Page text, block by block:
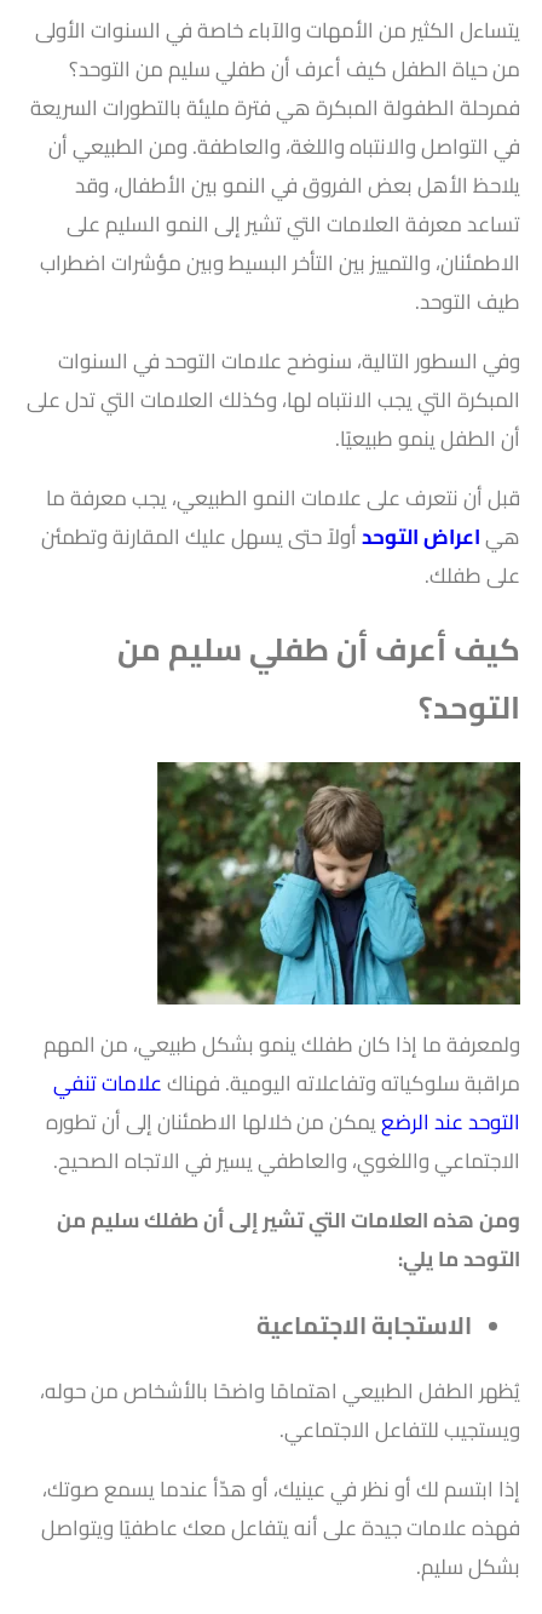
يتساءل الكثير من الأمهات والآباء خاصة في السنوات الأولى
من حياة الطفل كيف أعرف أن طفلي سليم من التوحد؟
فمرحلة الطفولة المبكرة هي فترة مليئة بالتطورات السريعة
في التواصل والانتباه واللغة، والعاطفة. ومن الطبيعي أن
يلاحظ الأهل بعض الفروق في النمو بين الأطفال، وقد
تساعد معرفة العلامات التي تشير إلى النمو السليم على
الاطمئنان، والتمييز بين التأخر البسيط وبين مؤشرات اضطراب
طيف التوحد.
وفي السطور التالية، سنوضح علامات التوحد في السنوات
المبكرة التي يجب الانتباه لها، وكذلك العلامات التي تدل على
أن الطفل ينمو طبيعيًا.
قبل أن نتعرف على علامات النمو الطبيعي، يجب معرفة ما
هياعراض التوحدأولاً حتى يسهل عليك المقارنة وتطمئن
على طفلك.
كيف أعرف أن طفلي سليم من
التوحد؟
ولمعرفة ما إذا كان طفلك ينمو بشكل طبيعي، من المهم
مراقبة سلوكياته وتفاعلاته اليومية. فهناكعلامات تنفي
التوحد عند الرضعيمكن من خلالها الاطمئنان إلى أن تطوره
الاجتماعي واللغوي، والعاطفي يسير في الاتجاه الصحيح.
ومن هذه العلامات التي تشير إلى أن طفلك سليم من
التوحد ما يلي:
الاستجابة الاجتماعية
يُظهر الطفل الطبيعي اهتمامًا واضحًا بالأشخاص من حوله،
ويستجيب للتفاعل الاجتماعي.
إذا ابتسم لك أو نظر في عينيك، أو هدّأ عندما يسمع صوتك،
فهذه علامات جيدة على أنه يتفاعل معك عاطفيًا ويتواصل
بشكل سليم.